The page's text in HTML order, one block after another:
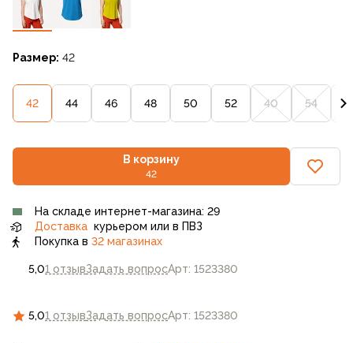
5,01 отзывЗадать вопросАрт: 1523380
Размер: 42
42 44 46 48 50 52 40 54
В корзину
42
5,01 отзывЗадать вопросАрт: 1523380
На складе интернет-магазина: 29
Доставка курьером или в ПВЗ
Покупка в 32 магазинах